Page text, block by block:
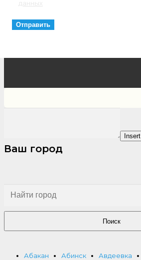
данных
Insert
Ваш город
Поиск
Абакан Абинск Авдеевка